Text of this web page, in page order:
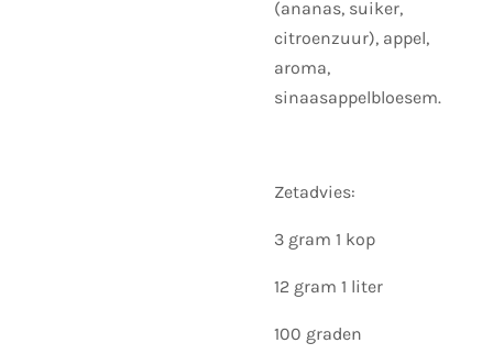
(ananas, suiker,
citroenzuur), appel,
aroma,
sinaasappelbloesem.
Zetadvies:
3 gram 1 kop
12 gram 1 liter
100 graden